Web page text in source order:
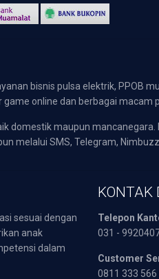
bisnis pulsa elektrik, PPOB
game online dan berbagai macam
domestik maupun
melalui SMS, Telegram, Nimbuzz,
sesuai dengan
anak
dalam
KONTAK
Telepon
031 -
Customer
0811 333